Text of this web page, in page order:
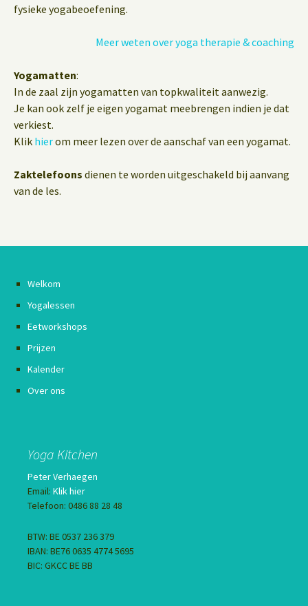
fysieke yogabeoefening.
Meer weten over yoga therapie & coaching
Yogamatten:
In de zaal zijn yogamatten van topkwaliteit aanwezig.
Je kan ook zelf je eigen yogamat meebrengen indien je dat
verkiest.
Klik hierom meer lezen over de aanschaf van een yogamat.
Zaktelefoons dienen te worden uitgeschakeld bij aanvang
van de les.
Welkom
Yogalessen
Eetworkshops
Prijzen
Kalender
Over ons
Yoga Kitchen
Peter Verhaegen
Email: Klik hier
Telefoon: 0486 88 28 48
BTW: BE 0537 236 379
IBAN: BE76 0635 4774 5695
BIC: GKCC BE BB